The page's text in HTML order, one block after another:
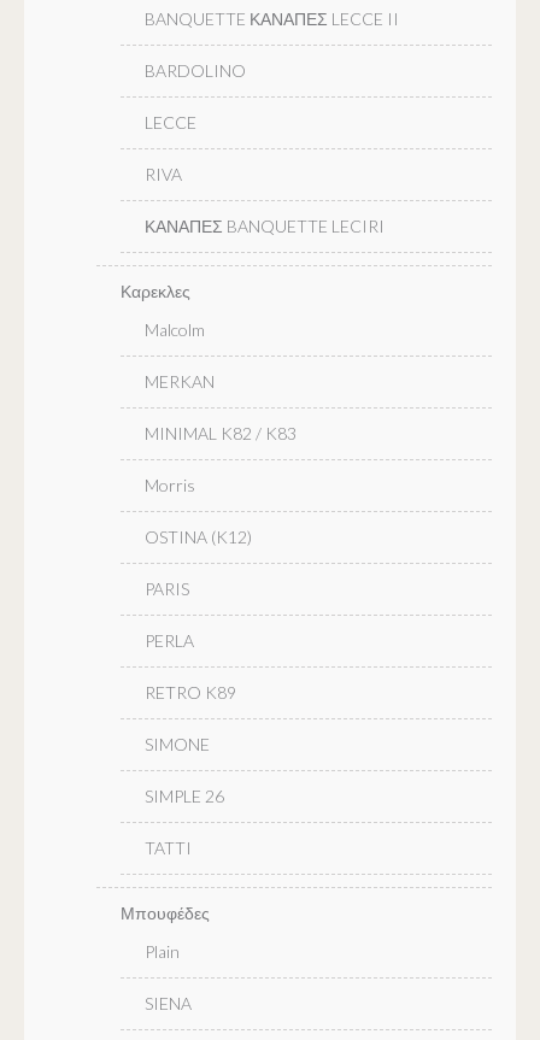
BANQUETTE ΚΑΝΑΠΕΣ LECCE II
BARDOLINO
LECCE
RIVA
ΚΑΝΑΠΕΣ BANQUETTE LECIRI
Καρεκλες
Malcolm
MERKAN
MINIMAL K82 / K83
Morris
OSTINA (K12)
PARIS
PERLA
RETRO K89
SIMONE
SIMPLE 26
TATTI
Μπουφέδες
Plain
SIENA